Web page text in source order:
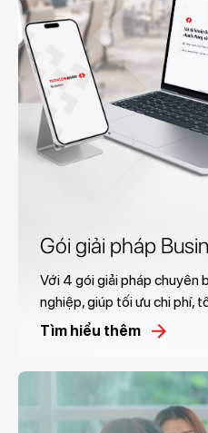
Gói giải pháp
Với 4 gói giải pháp chuyên
nghiệp, giúp tối ưu chi phí,
Tìm hiểu thêm